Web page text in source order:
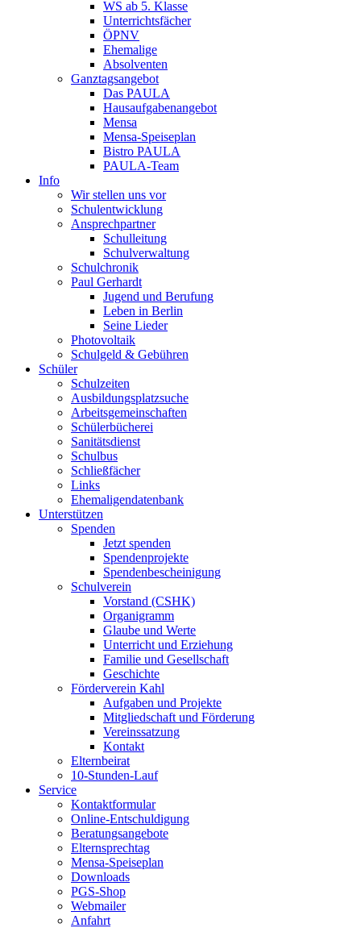
WS ab 5. Klasse
Unterrichtsfächer
ÖPNV
Ehemalige
Absolventen
Ganztagsangebot
Das PAULA
Hausaufgabenangebot
Mensa
Mensa-Speiseplan
Bistro PAULA
PAULA-Team
Info
Wir stellen uns vor
Schulentwicklung
Ansprechpartner
Schulleitung
Schulverwaltung
Schulchronik
Paul Gerhardt
Jugend und Berufung
Leben in Berlin
Seine Lieder
Photovoltaik
Schulgeld & Gebühren
Schüler
Schulzeiten
Ausbildungsplatzsuche
Arbeitsgemeinschaften
Schülerbücherei
Sanitätsdienst
Schulbus
Schließfächer
Links
Ehemaligendatenbank
Unterstützen
Spenden
Jetzt spenden
Spendenprojekte
Spendenbescheinigung
Schulverein
Vorstand (CSHK)
Organigramm
Glaube und Werte
Unterricht und Erziehung
Familie und Gesellschaft
Geschichte
Förderverein Kahl
Aufgaben und Projekte
Mitgliedschaft und Förderung
Vereinssatzung
Kontakt
Elternbeirat
10-Stunden-Lauf
Service
Kontaktformular
Online-Entschuldigung
Beratungsangebote
Elternsprechtag
Mensa-Speiseplan
Downloads
PGS-Shop
Webmailer
Anfahrt